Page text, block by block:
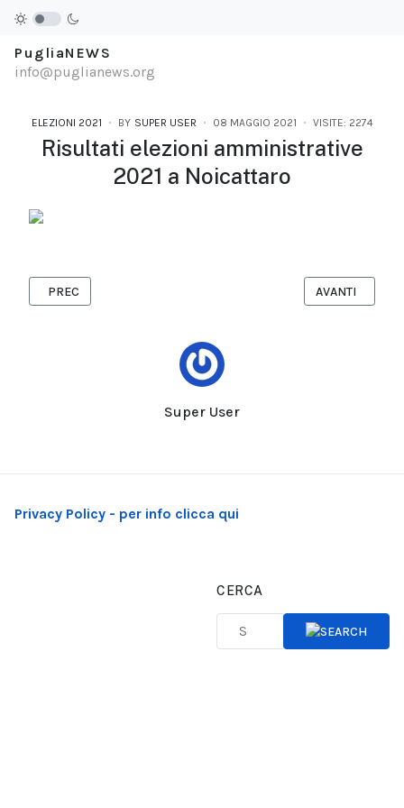
PugliaNEWS
info@puglianews.org
ELEZIONI 2021 BY SUPER USER 08 MAGGIO 2021 VISITE: 2274
Risultati elezioni amministrative
2021 a Noicattaro
Super User
ARTICOLO PRECEDENTE: RISULTATI ELEZIONI AMMINISTRATIVE
PREC ARTICOLO
AVANTI
Privacy Policy - per info clicca qui
CERCA